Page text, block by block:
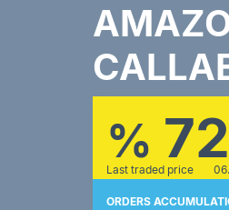
%
Last traded price
ORDERS